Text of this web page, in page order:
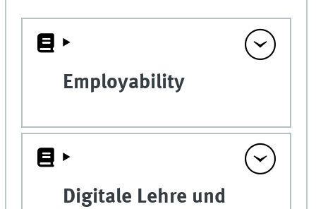
Employability
Digitale Lehre und